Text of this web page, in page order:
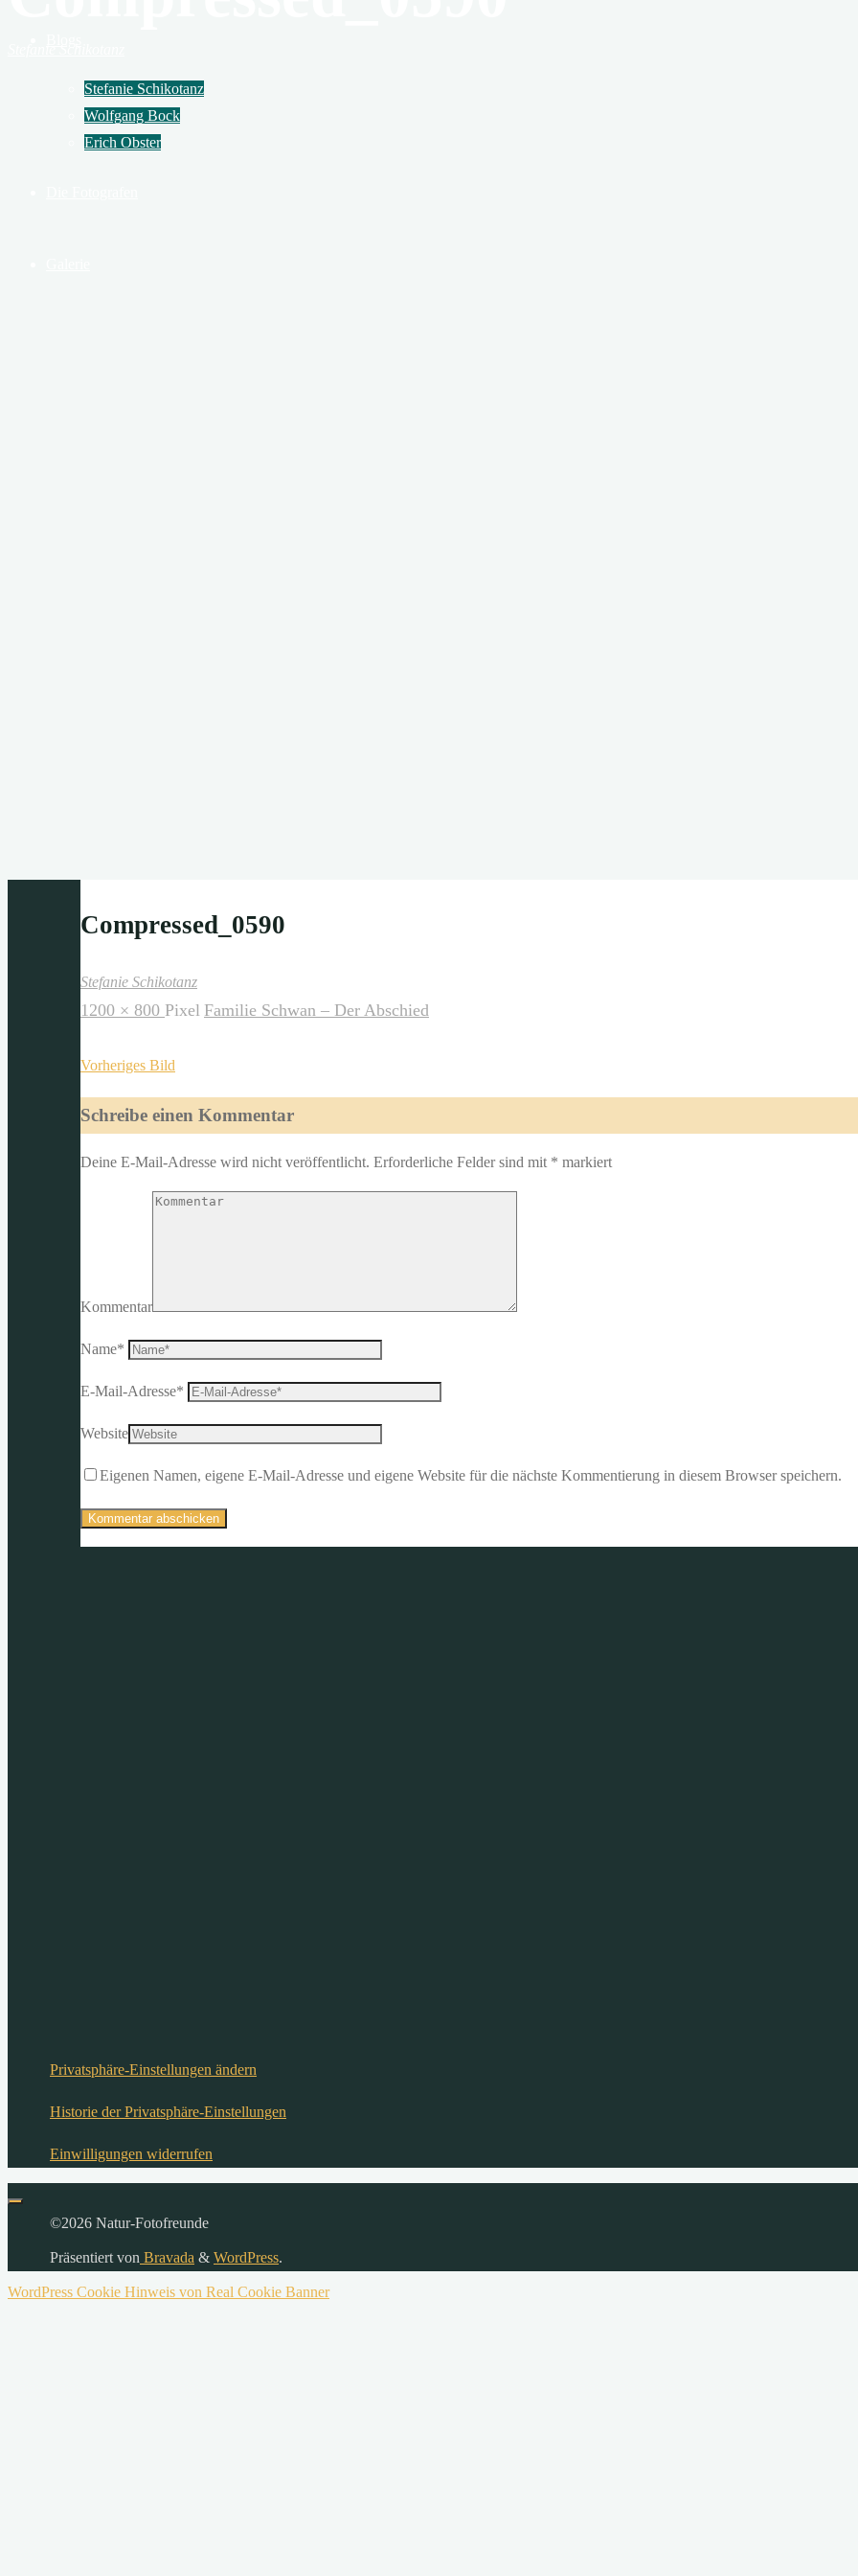
Stefanie Schikotanz
Wolfgang Bock
Erich Obster
Compressed_0590
Stefanie Schikotanz
Originalgröße
1200 × 800 Pixel Familie Schwan – Der Abschied
Vorheriges Bild
Schreibe einen Kommentar
Deine E-Mail-Adresse wird nicht veröffentlicht. Erforderliche Felder sind mit * markiert
Kommentar
Name*
E-Mail-Adresse*
Website
Eigenen Namen, eigene E-Mail-Adresse und eigene Website für die nächste Kommentierung in diesem Browser speichern.
Privatsphäre-Einstellungen ändern
Historie der Privatsphäre-Einstellungen
Einwilligungen widerrufen
©2026 Natur-Fotofreunde
Präsentiert von Bravada & WordPress.
WordPress Cookie Hinweis von Real Cookie Banner